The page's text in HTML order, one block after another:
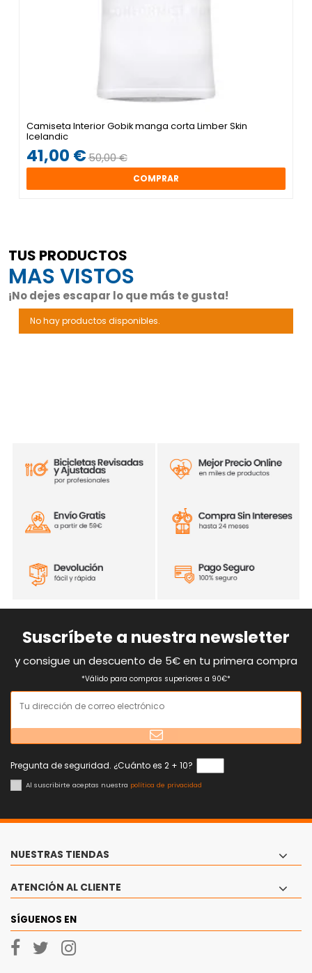
Camiseta Interior Gobik manga corta Limber Skin
Icelandic
41,00 €50,00 €
COMPRAR
TUS PRODUCTOS
MAS VISTOS
¡No dejes escapar lo que más te gusta!
No hay productos disponibles.
Suscríbete a nuestra newsletter
y consigue un descuento de 5€ en tu primera compra
*Válido para compras superiores a 90€*
Pregunta de seguridad. ¿Cuánto es 2 + 10?
Al suscribirte aceptas nuestra política de privacidad
NUESTRAS TIENDAS
ATENCIÓN AL CLIENTE
SÍGUENOS EN